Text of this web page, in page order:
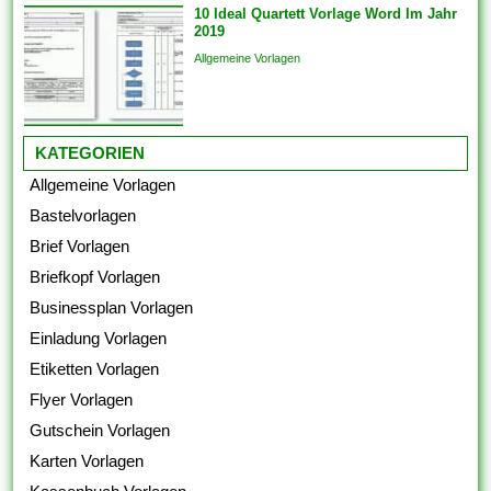
10 Ideal Quartett Vorlage Word Im Jahr
2019
Allgemeine Vorlagen
KATEGORIEN
Allgemeine Vorlagen
Bastelvorlagen
Brief Vorlagen
Briefkopf Vorlagen
Businessplan Vorlagen
Einladung Vorlagen
Etiketten Vorlagen
Flyer Vorlagen
Gutschein Vorlagen
Karten Vorlagen